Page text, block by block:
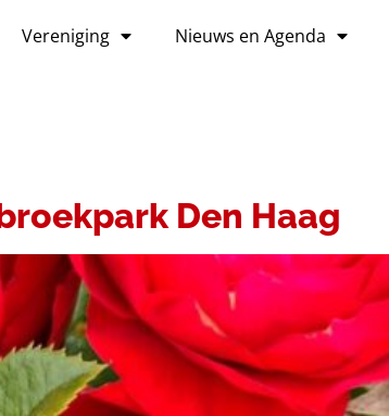
Vereniging Nieuws en Agenda
Den Haag